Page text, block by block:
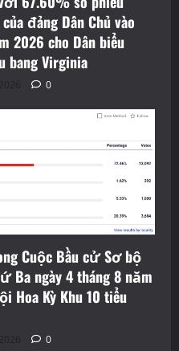
đảng Dân Chủ vào
2026 cho Dân biểu
bang Virginia
0
Cuộc Bầu cử Sơ bộ
Ba ngày 4 tháng 8 năm
Hoa Kỳ Khu 10 tiểu
0